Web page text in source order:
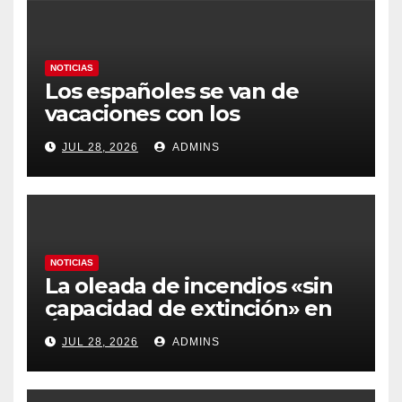
NOTICIAS
Los españoles se van de
vacaciones con los
carburantes hasta un 21%
más caros que el año pasado
y los hoteles disparados
JUL 28, 2026 ADMINS
NOTICIAS
La oleada de incendios «sin
capacidad de extinción» en
Ávila y al oeste de Madrid
obliga a declarar la
emergencia nacional
JUL 28, 2026 ADMINS